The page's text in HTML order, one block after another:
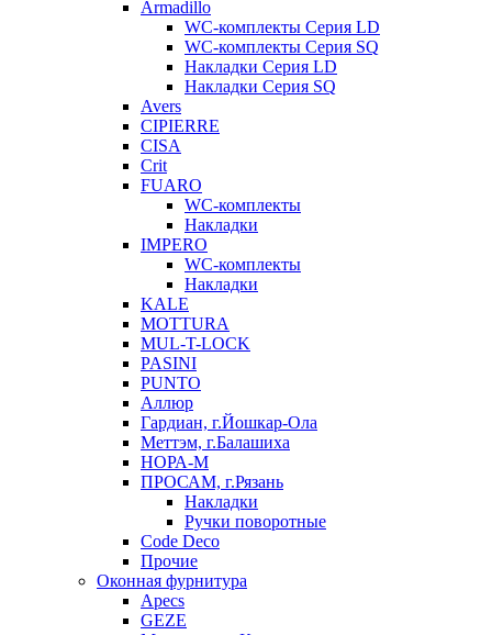
Armadillo
WC-комплекты Серия LD
WC-комплекты Серия SQ
Накладки Серия LD
Накладки Серия SQ
Avers
CIPIERRE
CISA
Crit
FUARO
WC-комплекты
Накладки
IMPERO
WC-комплекты
Накладки
KALE
MOTTURA
MUL-T-LOCK
PASINI
PUNTO
Аллюр
Гардиан, г.Йошкар-Ола
Меттэм, г.Балашиха
НОРА-М
ПРОСАМ, г.Рязань
Накладки
Ручки поворотные
Code Deco
Прочие
Оконная фурнитура
Apecs
GEZE